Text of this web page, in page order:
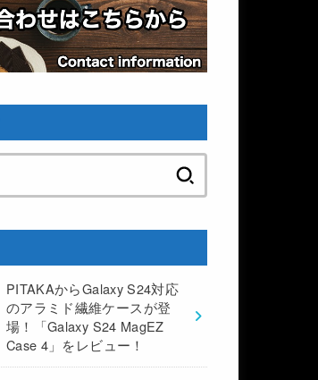
PITAKAからGalaxy S24対応
のアラミド繊維ケースが登
場！「Galaxy S24 MagEZ
Case 4」をレビュー！